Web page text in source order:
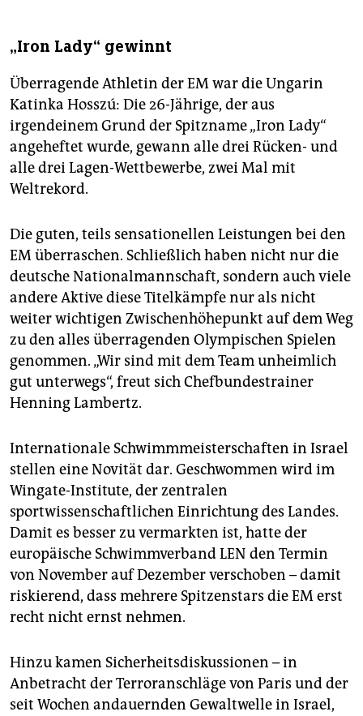
„Iron Lady“ gewinnt
Überragende Athletin der EM war die Ungarin
Katinka Hosszú: Die 26-Jährige, der aus
irgendeinem Grund der Spitzname „Iron Lady“
angeheftet wurde, gewann alle drei Rücken- und
alle drei Lagen-Wettbewerbe, zwei Mal mit
Weltrekord.
Die guten, teils sensationellen Leistungen bei den
EM überraschen. Schließlich haben nicht nur die
deutsche Nationalmannschaft, sondern auch viele
andere Aktive diese Titelkämpfe nur als nicht
weiter wichtigen Zwischenhöhepunkt auf dem Weg
zu den alles überragenden Olympischen Spielen
genommen. „Wir sind mit dem Team unheimlich
gut unterwegs“, freut sich Chefbundestrainer
Henning Lambertz.
Internationale Schwimmmeisterschaften in Israel
stellen eine Novität dar. Geschwommen wird im
Wingate-Institute, der zentralen
sportwissenschaftlichen Einrichtung des Landes.
Damit es besser zu vermarkten ist, hatte der
europäische Schwimmverband LEN den Termin
von November auf Dezember verschoben – damit
riskierend, dass mehrere Spitzenstars die EM erst
recht nicht ernst nehmen.
Hinzu kamen Sicherheitsdiskussionen – in
Anbetracht der Terroranschläge von Paris und der
seit Wochen andauernden Gewaltwelle in Israel,